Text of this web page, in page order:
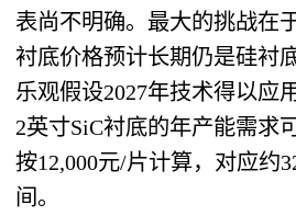
表尚不明确。最大的挑战在
衬底价格预计长期仍是硅衬
乐观假设2027年技术得以应
2英寸SiC衬底的年产能需求
按12,000元/片计算，对应约
间。